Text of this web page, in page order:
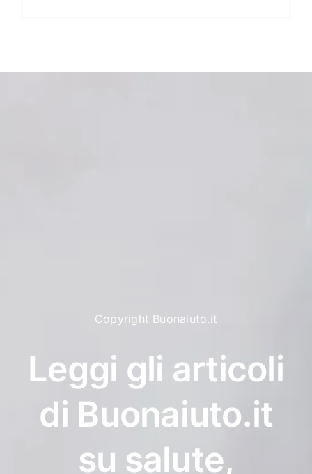
Copyright Buonaiuto.it
Leggi gli articoli
di Buonaiuto.it
su salute,